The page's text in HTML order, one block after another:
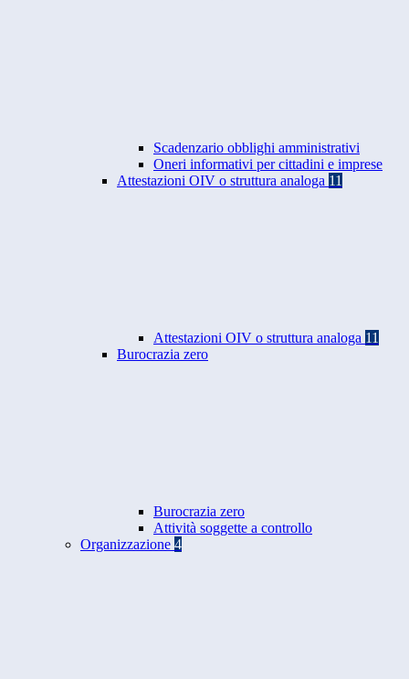
Scadenzario obblighi amministrativi
Oneri informativi per cittadini e imprese
Attestazioni OIV o struttura analoga 11
Attestazioni OIV o struttura analoga 11
Burocrazia zero
Burocrazia zero
Attività soggette a controllo
Organizzazione 4